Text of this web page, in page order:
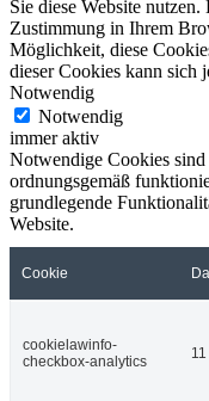
Sie diese Website
Zustimmung in Ihrem
Möglichkeit, diese
dieser Cookies kann sich
Notwendig
Notwendig
immer aktiv
Notwendige Cookies
ordnungsgemäß
grundlegende
Website.
Cookie
cookielawinfo-
checkbox-analytics